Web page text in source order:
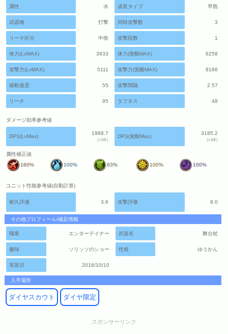
属性 水 成長タイプ 早熟
武器種 打撃 同時攻撃数 3
リーチ区分 中衛 攻撃段数 1
体力(LvMAX) 3933 体力(覚醒MAX) 6258
攻撃力(LvMAX) 5111 攻撃力(覚醒MAX) 8186
移動速度 55 攻撃間隔 2.57
リーチ 95 タフネス 48
ダメージ効率参考値
DPS(LvMax)
1988.7
(x3体)
DPS(覚醒Max)
3185.2
(x3体)
属性補正値
160%
100% 63% 100% 100%
ユニット性能参考値(自動計算)
耐久評価 3.6 攻撃評価 8.0
その他プロフィール/補足情報
職業 エンターテイナー 武器名 舞台杖
趣味 ソリッソのショー 性格 ゆうかん
実装日 2018/10/10
入手場所
ダイヤスカウト ダイヤ限定
スポンサーリンク